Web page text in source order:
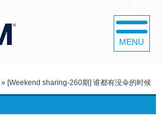
MENU
» [Weekend sharing-260期] 谁都有没伞的时候